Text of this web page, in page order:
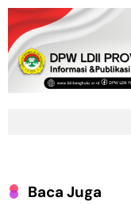
Baca Juga